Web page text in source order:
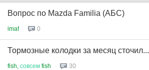
Вопрос по Mazda Familia (АБС)
imaf 0
Тормозные колодки за месяц сточил...
fish, совсем fish 30